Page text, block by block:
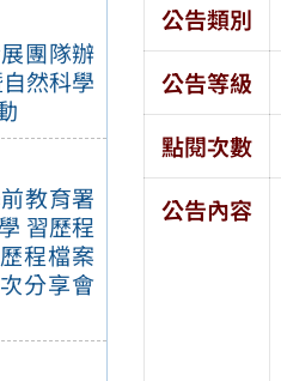
團隊辦
然科學
教育署
習歷程
程檔案
分享會
公告類別
公告等級
點閱次數
公告內容